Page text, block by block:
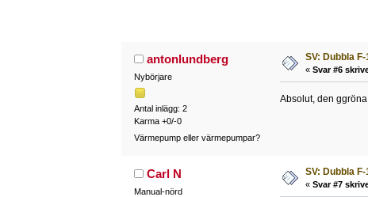
antonlundberg
Nybörjare
Antal inlägg: 2
Karma +0/-0
Värmepump eller värmepumpar?
SV: Dubbla
« Svar #6
Absolut, den
Carl N
Manual-nörd
SV: Dubbla
« Svar #7